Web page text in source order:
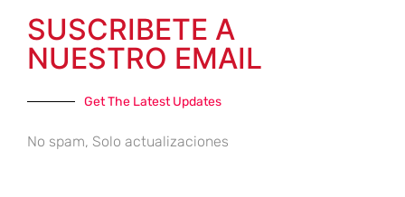
SUSCRIBETE A
NUESTRO EMAIL
Get The Latest Updates
No spam, Solo actualizaciones